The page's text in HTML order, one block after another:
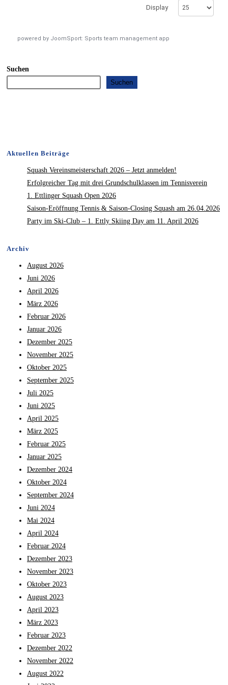
Display
powered by JoomSport: Sports team management app
Suchen
Suchen
Aktuellen Beiträge
Squash Vereinsmeisterschaft 2026 – Jetzt anmelden!
Erfolgreicher Tag mit drei Grundschulklassen im Tennisverein
1. Ettlinger Squash Open 2026
Saison-Eröffnung Tennis & Saison-Closing Squash am 26.04.2026
Party im Ski-Club – 1. Ettly Skiing Day am 11. April 2026
Archiv
August 2026
Juni 2026
April 2026
März 2026
Februar 2026
Januar 2026
Dezember 2025
November 2025
Oktober 2025
September 2025
Juli 2025
Juni 2025
April 2025
März 2025
Februar 2025
Januar 2025
Dezember 2024
Oktober 2024
September 2024
Juni 2024
Mai 2024
April 2024
Februar 2024
Dezember 2023
November 2023
Oktober 2023
August 2023
April 2023
März 2023
Februar 2023
Dezember 2022
November 2022
August 2022